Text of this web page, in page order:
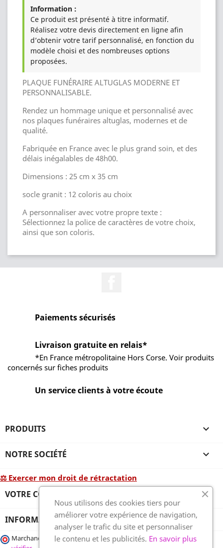
Information :
Ce produit est présenté à titre informatif.
Réalisez votre devis directement en ligne afin
d’obtenir votre tarif personnalisé, en fonction du
modèle choisi et des nombreuses options
proposées.
PLAQUE FUNÉRAIRE ALTUGLAS MODERNE ET
PERSONNALISABLE.
Rendez un hommage unique et personnalisé avec
nos plaques funéraires altuglas, modernes et de
qualité.
Fabriquée en France avec le plus grand soin, et des
délais inégalables de 48h00.
Dimensions : 25 cm x 35 cm
socle granit : 12 coloris au choix
A personnaliser avec votre propre texte :
Sélectionnez la police de caractères de votre choix,
ainsi que son coloris.
Paiements sécurisés
Livraison gratuite en relais*
*En France métropolitaine Hors Corse. Voir produits
concernés sur fiches produits
Un service clients à votre écoute
PRODUITS 
NOTRE SOCIÉTÉ 
⚖ Exercer mon droit de rétractation
VOTRE COMPTE 
INFORMATIONS
Marchand approuvé par la Société des Avis Garantis,cliquez ici pour
Nous utilisons des cookies tiers pour
améliorer votre expérience de navigation,
analyser le trafic du site et personnaliser
le contenu et les publicités. En savoir plus